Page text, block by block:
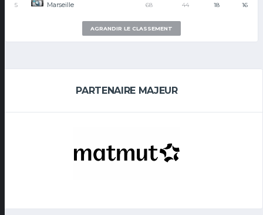
5 Marseille 68 44 18 16
AGRANDIR LE CLASSEMENT
PARTENAIRE MAJEUR